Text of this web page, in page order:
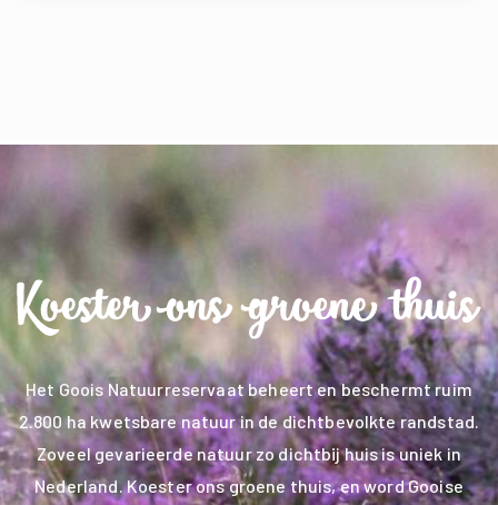
Het Goois Natuurreservaat beheert en beschermt ruim
2.800 ha kwetsbare natuur in de dichtbevolkte randstad.
Zoveel gevarieerde natuur zo dichtbij huis is uniek in
Nederland. Koester ons groene thuis, en word Gooise